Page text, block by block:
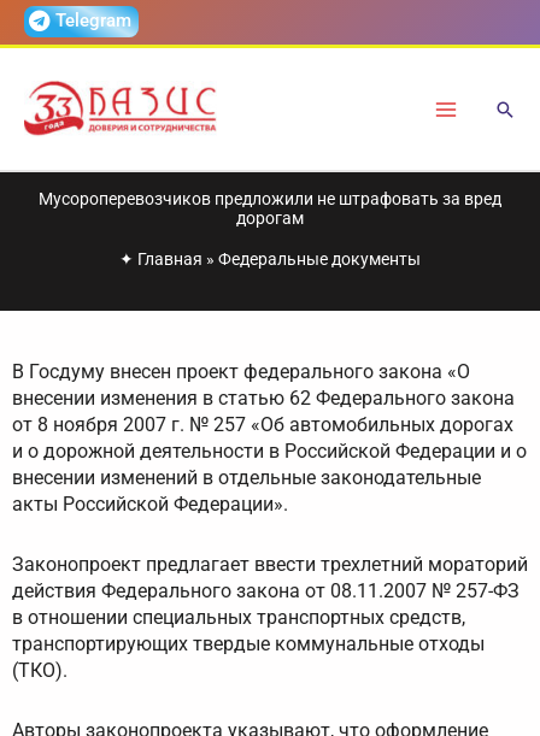
ПерейтиTelegram
Мусороперевозчиков предложили не штрафовать за вред
дорогам
✦ Главная » Федеральные документы
В Госдуму внесен проект федерального закона «О
внесении изменения в статью 62 Федерального закона
от 8 ноября 2007 г. № 257 «Об автомобильных дорогах
и о дорожной деятельности в Российской Федерации и о
внесении изменений в отдельные законодательные
акты Российской Федерации».
Законопроект предлагает ввести трехлетний мораторий
действия Федерального закона от 08.11.2007 № 257-ФЗ
в отношении специальных транспортных средств,
транспортирующих твердые коммунальные отходы
(ТКО).
Авторы законопроекта указывают, что оформление